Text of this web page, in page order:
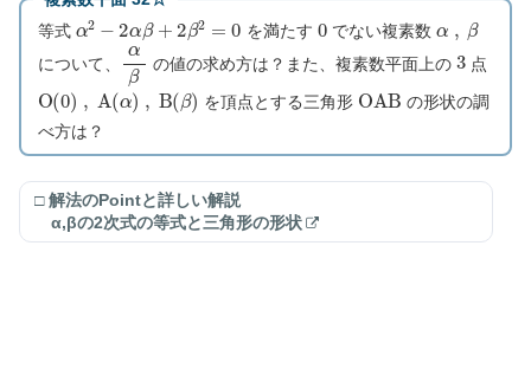
等式
2 α + 2 =0 を満たす 0でない複素数 β
について、 αβ の値の求め方は？また、複素数平面上の3 点
O (0) A (α) B (β) を頂点とする三角形 O A B の形状の調
べ方は？
□ 解法のPointと詳しい解説
α,βの2次式の等式と三角形の形状